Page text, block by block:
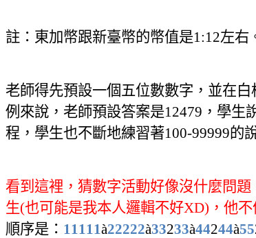
註：東加幣跟新臺幣的幣值是1:12左右
老師得先預設一個五位數數字，並在白
例來說 ， 老師預設答案是12479 ， 學生
程，學生也不斷地練習著100-99999的
看到這裡，猜數字活動好像沒什麼問題
生(也可能是我本人邏輯不好XD)，他
順序是： 11111à22222à33233à44244à55